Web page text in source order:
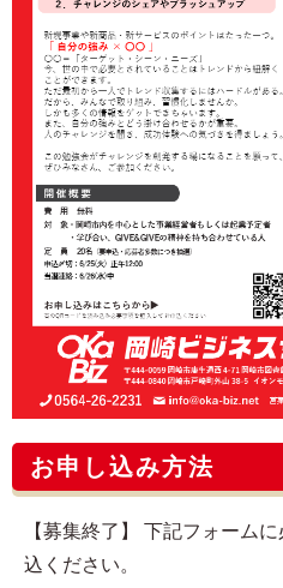
お申し込み方法
【募集終了】 下記フォーム
込ください。